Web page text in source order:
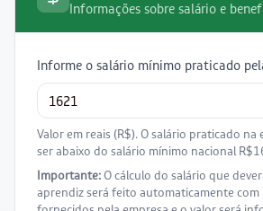
Informações sobre salário e
Informe o salário mínimo praticado
Valor em reais (R$). O salário praticado na
ser abaixo do salário mínimo nacional
Importante: O cálculo do salário que
aprendiz será feito automaticamente com